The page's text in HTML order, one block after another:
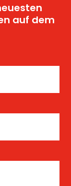
auf dem